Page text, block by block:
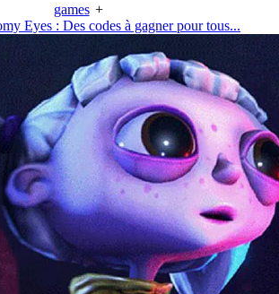
games +
Eyes : Des codes à gagner pour tous...